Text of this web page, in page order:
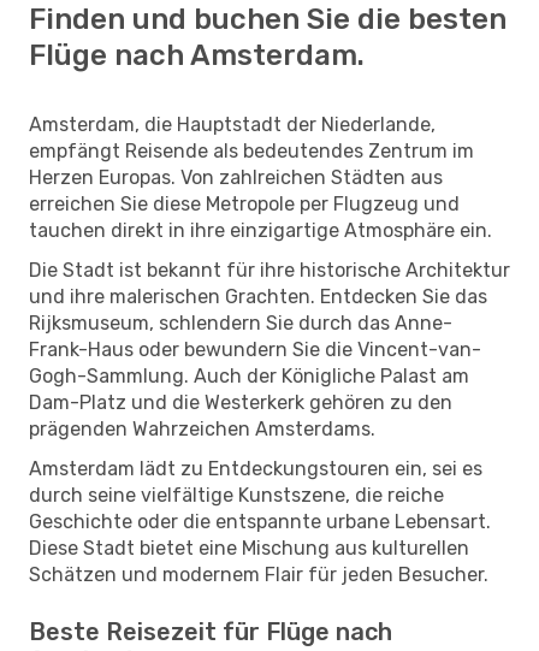
Finden und buchen Sie die besten
Flüge nach Amsterdam.
Amsterdam, die Hauptstadt der Niederlande,
empfängt Reisende als bedeutendes Zentrum im
Herzen Europas. Von zahlreichen Städten aus
erreichen Sie diese Metropole per Flugzeug und
tauchen direkt in ihre einzigartige Atmosphäre ein.
Die Stadt ist bekannt für ihre historische Architektur
und ihre malerischen Grachten. Entdecken Sie das
Rijksmuseum, schlendern Sie durch das Anne-
Frank-Haus oder bewundern Sie die Vincent-van-
Gogh-Sammlung. Auch der Königliche Palast am
Dam-Platz und die Westerkerk gehören zu den
prägenden Wahrzeichen Amsterdams.
Amsterdam lädt zu Entdeckungstouren ein, sei es
durch seine vielfältige Kunstszene, die reiche
Geschichte oder die entspannte urbane Lebensart.
Diese Stadt bietet eine Mischung aus kulturellen
Schätzen und modernem Flair für jeden Besucher.
Beste Reisezeit für Flüge nach